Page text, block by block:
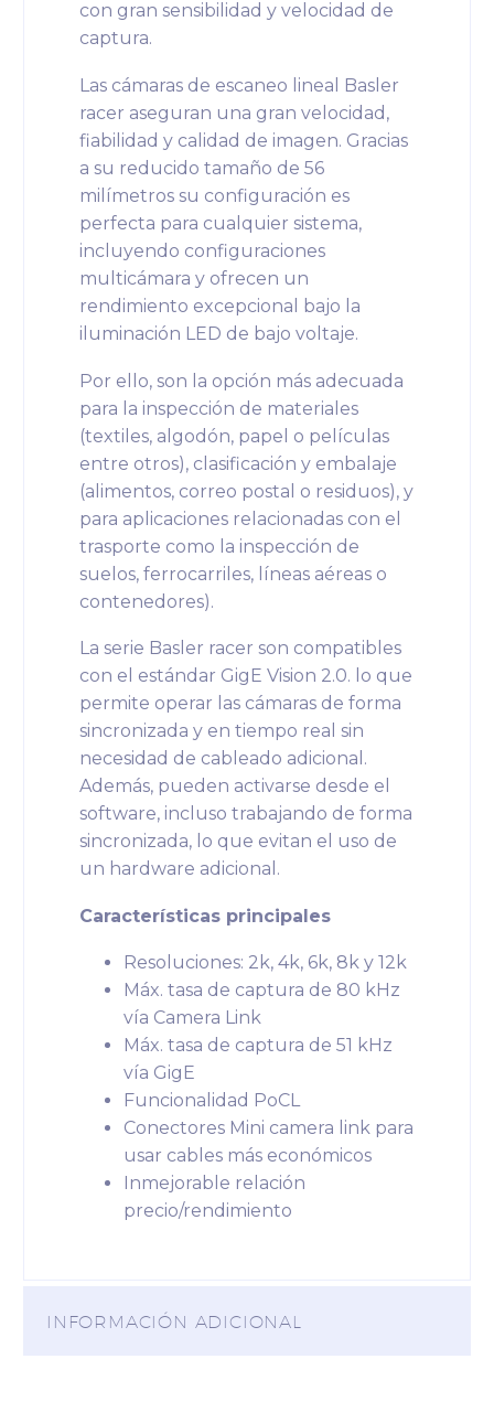
con gran sensibilidad y velocidad de
captura.
Las cámaras de escaneo lineal Basler
racer aseguran una gran velocidad,
fiabilidad y calidad de imagen. Gracias
a su reducido tamaño de 56
milímetros su configuración es
perfecta para cualquier sistema,
incluyendo configuraciones
multicámara y ofrecen un
rendimiento excepcional bajo la
iluminación LED de bajo voltaje.
Por ello, son la opción más adecuada
para la inspección de materiales
(textiles, algodón, papel o películas
entre otros), clasificación y embalaje
(alimentos, correo postal o residuos), y
para aplicaciones relacionadas con el
trasporte como la inspección de
suelos, ferrocarriles, líneas aéreas o
contenedores).
La serie Basler racer son compatibles
con el estándar GigE Vision 2.0. lo que
permite operar las cámaras de forma
sincronizada y en tiempo real sin
necesidad de cableado adicional.
Además, pueden activarse desde el
software, incluso trabajando de forma
sincronizada, lo que evitan el uso de
un hardware adicional.
Características principales
Resoluciones: 2k, 4k, 6k, 8k y 12k
Máx. tasa de captura de 80 kHz
vía Camera Link
Máx. tasa de captura de 51 kHz
vía GigE
Funcionalidad PoCL
Conectores Mini camera link para
usar cables más económicos
Inmejorable relación
precio/rendimiento
INFORMACIÓN ADICIONAL